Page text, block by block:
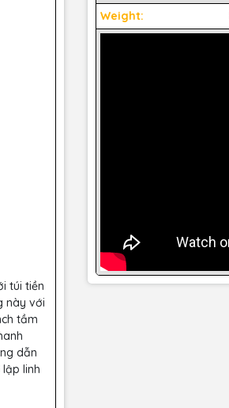
túi tiền
này với
tầm
dẫn
linh
Weight: